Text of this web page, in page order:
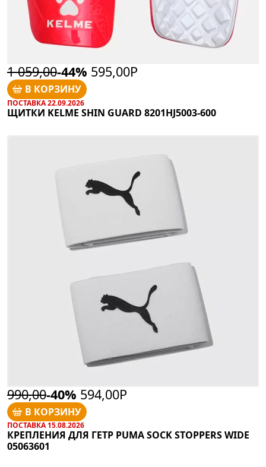
1 059,00-44% 595,00Р
В КОРЗИНУ
ПОСТАВКА 22.09.2026
ЩИТКИ KELME SHIN GUARD 8201HJ5003-600
990,00-40% 594,00Р
В КОРЗИНУ
ПОСТАВКА 15.08.2026
КРЕПЛЕНИЯ ДЛЯ ГЕТР PUMA SOCK STOPPERS WIDE
05063601